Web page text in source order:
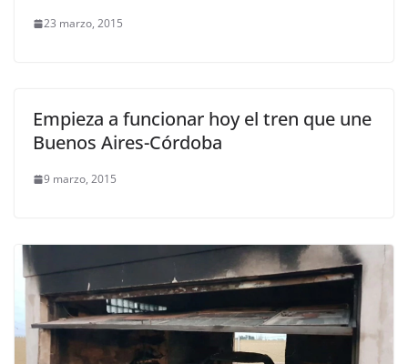
23 marzo, 2015
Empieza a funcionar hoy el tren que une
Buenos Aires-Córdoba
9 marzo, 2015